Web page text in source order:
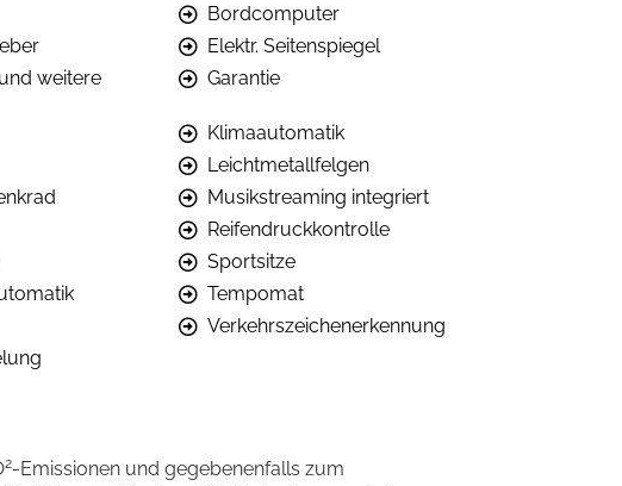
Bordcomputer
Elektr. Seitenspiegel
weitere
Garantie
Klimaautomatik
Leichtmetallfelgen
Musikstreaming integriert
Reifendruckkontrolle
Sportsitze
Tempomat
Verkehrszeichenerkennung
2-Emissionen und gegebenenfalls zum